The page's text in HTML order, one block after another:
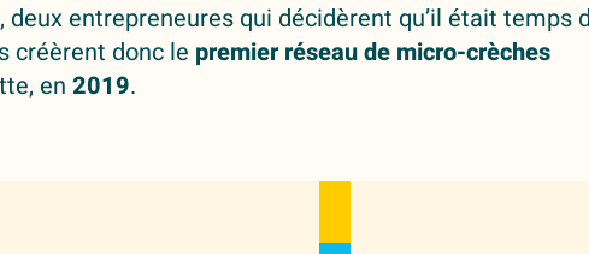
entrepreneures qui décidèrent qu’il était temps
créèrent donc le premier réseau de micro-crèches
en 2019.